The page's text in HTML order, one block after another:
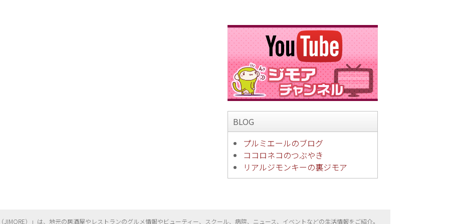
BLOG
プルミエールのブログ
ココロネコのつぶやき
リアルジモンキーの裏ジモア
JIMORE）」は、地元の居酒屋やレストランのグルメ情報やビューティー、 スクール、病院、ニュース、イベントなどの生活情報をご紹介。